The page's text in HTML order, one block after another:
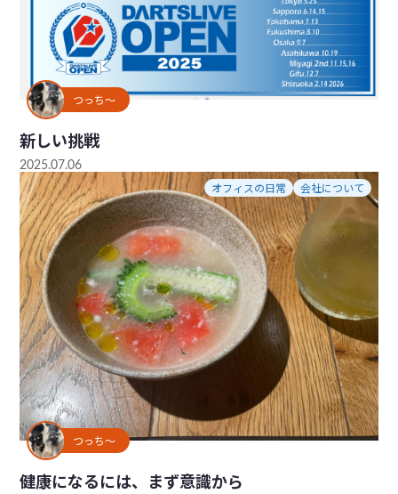
つっち～
新しい挑戦
2025.07.06
オフィスの日常 会社について
つっち～
健康になるには、まず意識から